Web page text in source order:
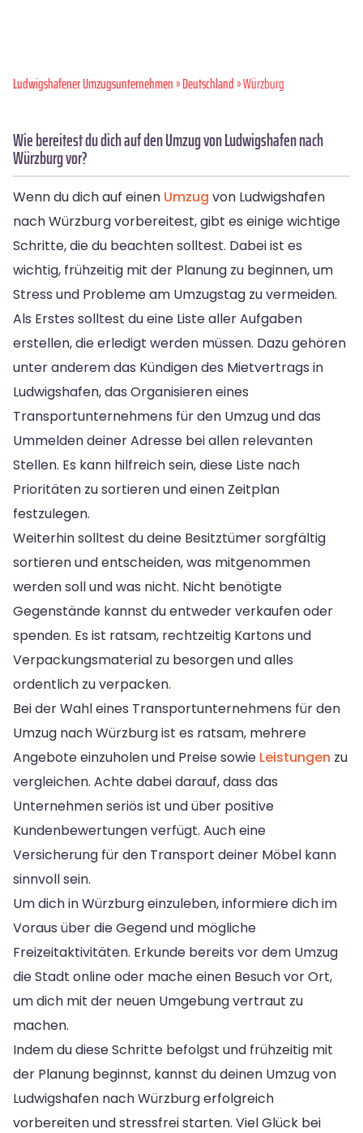
Ludwigshafener Umzugsunternehmen»Deutschland» Würzburg
Wie bereitest du dich auf den Umzug von Ludwigshafen nach
Würzburg vor?
Wenn du dich auf einen Umzug von Ludwigshafen
nach Würzburg vorbereitest, gibt es einige wichtige
Schritte, die du beachten solltest. Dabei ist es
wichtig, frühzeitig mit der Planung zu beginnen, um
Stress und Probleme am Umzugstag zu vermeiden.
Als Erstes solltest du eine Liste aller Aufgaben
erstellen, die erledigt werden müssen. Dazu gehören
unter anderem das Kündigen des Mietvertrags in
Ludwigshafen, das Organisieren eines
Transportunternehmens für den Umzug und das
Ummelden deiner Adresse bei allen relevanten
Stellen. Es kann hilfreich sein, diese Liste nach
Prioritäten zu sortieren und einen Zeitplan
festzulegen.
Weiterhin solltest du deine Besitztümer sorgfältig
sortieren und entscheiden, was mitgenommen
werden soll und was nicht. Nicht benötigte
Gegenstände kannst du entweder verkaufen oder
spenden. Es ist ratsam, rechtzeitig Kartons und
Verpackungsmaterial zu besorgen und alles
ordentlich zu verpacken.
Bei der Wahl eines Transportunternehmens für den
Umzug nach Würzburg ist es ratsam, mehrere
Angebote einzuholen und Preise sowie Leistungen zu
vergleichen. Achte dabei darauf, dass das
Unternehmen seriös ist und über positive
Kundenbewertungen verfügt. Auch eine
Versicherung für den Transport deiner Möbel kann
sinnvoll sein.
Um dich in Würzburg einzuleben, informiere dich im
Voraus über die Gegend und mögliche
Freizeitaktivitäten. Erkunde bereits vor dem Umzug
die Stadt online oder mache einen Besuch vor Ort,
um dich mit der neuen Umgebung vertraut zu
machen.
Indem du diese Schritte befolgst und frühzeitig mit
der Planung beginnst, kannst du deinen Umzug von
Ludwigshafen nach Würzburg erfolgreich
vorbereiten und stressfrei starten. Viel Glück bei